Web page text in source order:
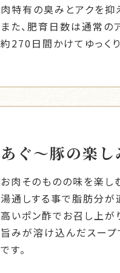
肉特有の臭みとアクを抑
また、肥育日数は通常
約270日間かけてゆっく
あぐ～豚の楽し
お肉そのものの味を楽し
湯通しする事で脂肪分が
高いポン酢でお召し上が
旨みが溶け込んだスープ
です。